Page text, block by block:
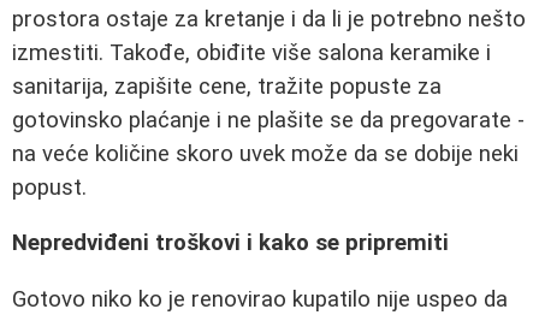
prostora ostaje za kretanje i da li je potrebno nešto
izmestiti. Takođe, obiđite više salona keramike i
sanitarija, zapišite cene, tražite popuste za
gotovinsko plaćanje i ne plašite se da pregovarate -
na veće količine skoro uvek može da se dobije neki
popust.
Nepredviđeni troškovi i kako se pripremiti
Gotovo niko ko je renovirao kupatilo nije uspeo da